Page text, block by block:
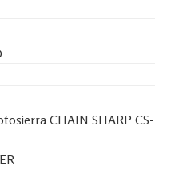
CHAIN SHARP CS-